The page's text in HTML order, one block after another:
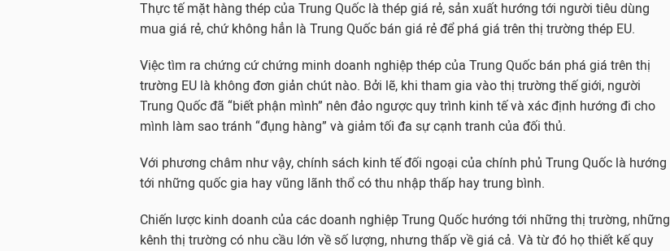
Thực tế mặt hàng thép của Trung Quốc là thép giá rẻ, sản xuất hướng tới người tiêu dùng
mua giá rẻ, chứ không hẳn là Trung Quốc bán giá rẻ để phá giá trên thị trường thép EU.
Việc tìm ra chứng cứ chứng minh doanh nghiệp thép của Trung Quốc bán phá giá trên thị
trường EU là không đơn giản chút nào. Bởi lẽ, khi tham gia vào thị trường thế giới, người
Trung Quốc đã “biết phận mình” nên đảo ngược quy trình kinh tế và xác định hướng đi cho
mình làm sao tránh “đụng hàng” và giảm tối đa sự cạnh tranh của đối thủ.
Với phương châm như vậy, chính sách kinh tế đối ngoại của chính phủ Trung Quốc là hướng
tới những quốc gia hay vũng lãnh thổ có thu nhập thấp hay trung bình.
Chiến lược kinh doanh của các doanh nghiệp Trung Quốc hướng tới những thị trường, những
kênh thị trường có nhu cầu lớn về số lượng, nhưng thấp về giá cả. Và từ đó họ thiết kế quy